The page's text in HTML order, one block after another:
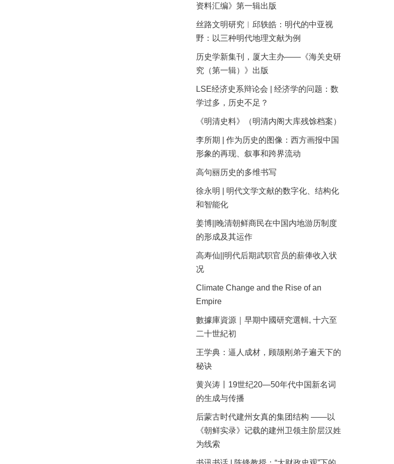
资料汇编》第一辑出版
丝路文明研究︱邱轶皓：明代的中亚视
野：以三种明代地理文献为例
历史学新集刊，厦大主办——《海关史研
究（第一辑）》出版
LSE经济史系辩论会 | 经济学的问题：数
学过多，历史不足？
《明清史料》（明清内阁大库残馀档案）
李所期 | 作为历史的图像：西方画报中国
形象的再现、叙事和跨界流动
高句丽历史的多维书写
徐永明 | 明代文学文献的数字化、结构化
和智能化
姜博||晚清朝鲜商民在中国内地游历制度
的形成及其运作
高寿仙||明代后期武职官员的薪俸收入状
况
Climate Change and the Rise of an
Empire
數據庫資源｜早期中國研究選輯, 十六至
二十世紀初
王学典：逼人成材，顾颉刚弟子遍天下的
秘诀
黄兴涛丨19世纪20—50年代中国新名词
的生成与传播
后蒙古时代建州女真的集团结构 ——以
《朝鲜实录》记载的建州卫领主阶层汉姓
为线索